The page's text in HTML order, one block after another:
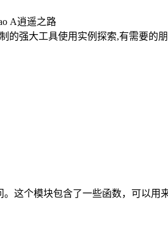
A逍遥之路
的强大工具使用实例探索,有需要
这个模块包含了一些函数，可以